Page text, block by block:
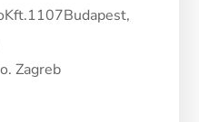
Zagreb